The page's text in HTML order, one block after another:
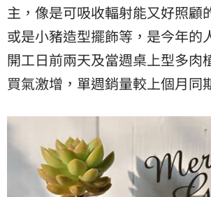
主，像是可吸收輻射能又好照顧
或是小豬造型擺飾等，是今年的
開工日前兩天及當週桌上型多肉
買氣激增，單週銷量較上個月同